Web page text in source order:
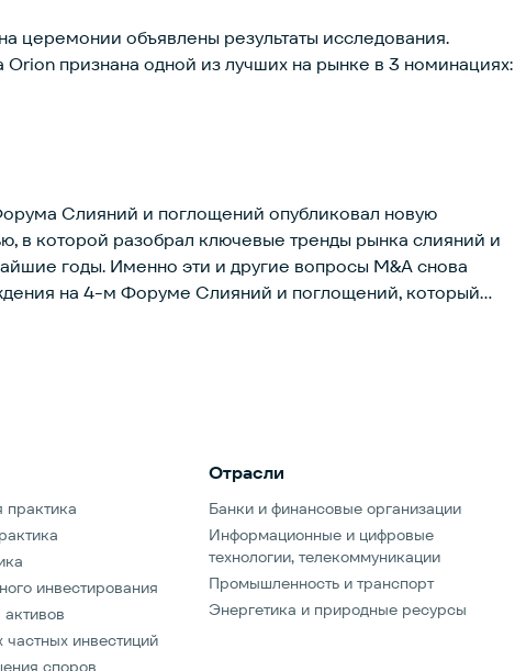
церемонии объявлены результаты исследования.
признана одной из лучших на рынке в 3 номинациях:
Слияний и поглощений опубликовал новую
в которой разобрал ключевые тренды рынка слияний и
вопросы M&A снова
на 4-м Форуме Слияний и поглощений, который
Orion, Stonebridge Legal и ККМП. Мероприятие
поддержке Маркетингового комитета Форума.
практика
инвестирования
инвестиций
споров
Отрасли
Банки и финансовые организации
Информационные и цифровые
технологии, телекоммуникации
Промышленность и транспорт
Энергетика и природные ресурсы